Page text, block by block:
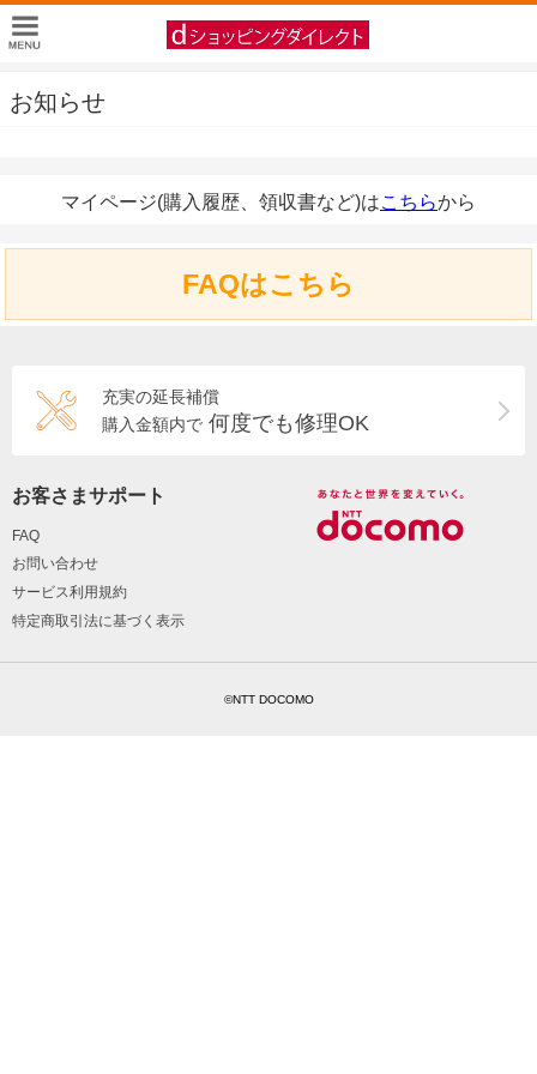
お知らせ
マイページ(購入履歴、領収書など)はこちらから
FAQはこちら
充実の延長補償
購入金額内で 何度でも修理OK
お客さまサポート
FAQ
お問い合わせ
サービス利用規約
特定商取引法に基づく表示
©NTT DOCOMO